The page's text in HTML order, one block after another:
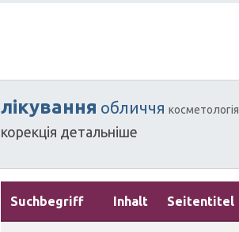
лікування обличчя косметологія
корекція детальніше
Suchbegriff Inhalt Seitentitel